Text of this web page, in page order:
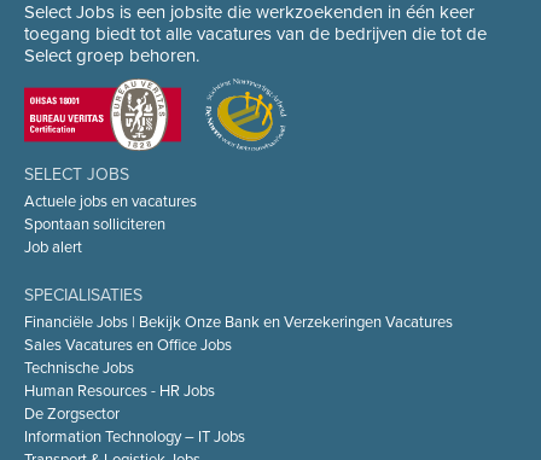
Select Jobs is een jobsite die werkzoekenden in één keer
toegang biedt tot alle vacatures van de bedrijven die tot de
Select groep behoren.
SELECT JOBS
Actuele jobs en vacatures
Spontaan solliciteren
Job alert
SPECIALISATIES
Financiële Jobs | Bekijk Onze Bank en Verzekeringen Vacatures
Sales Vacatures en Office Jobs
Technische Jobs
Human Resources - HR Jobs
De Zorgsector
Information Technology – IT Jobs